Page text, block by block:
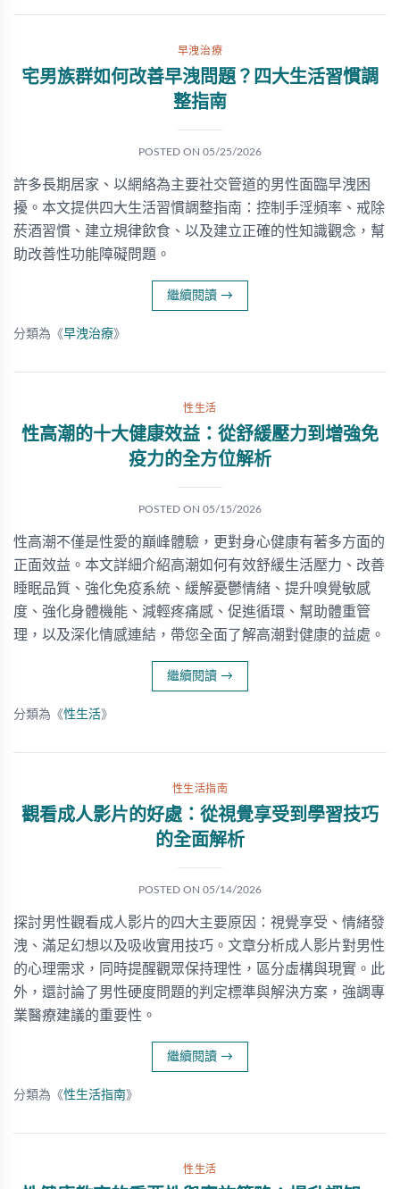
早洩治療
宅男族群如何改善早洩問題？四大生活習慣調
整指南
POSTED ON 05/25/2026
許多長期居家、以網絡為主要社交管道的男性面臨早洩困
擾。本文提供四大生活習慣調整指南：控制手淫頻率、戒除
菸酒習慣、建立規律飲食、以及建立正確的性知識觀念，幫
助改善性功能障礙問題。
繼續閱讀 →
分類為《早洩治療》
性生活
性高潮的十大健康效益：從舒緩壓力到增強免
疫力的全方位解析
POSTED ON 05/15/2026
性高潮不僅是性愛的巔峰體驗，更對身心健康有著多方面的
正面效益。本文詳細介紹高潮如何有效舒緩生活壓力、改善
睡眠品質、強化免疫系統、緩解憂鬱情緒、提升嗅覺敏感
度、強化身體機能、減輕疼痛感、促進循環、幫助體重管
理，以及深化情感連結，帶您全面了解高潮對健康的益處。
繼續閱讀 →
分類為《性生活》
性生活指南
觀看成人影片的好處：從視覺享受到學習技巧
的全面解析
POSTED ON 05/14/2026
探討男性觀看成人影片的四大主要原因：視覺享受、情緒發
洩、滿足幻想以及吸收實用技巧。文章分析成人影片對男性
的心理需求，同時提醒觀眾保持理性，區分虛構與現實。此
外，還討論了男性硬度問題的判定標準與解決方案，強調專
業醫療建議的重要性。
繼續閱讀 →
分類為《性生活指南》
性生活